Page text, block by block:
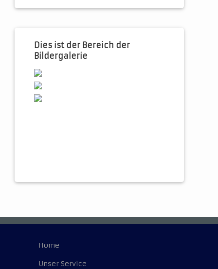
Dies ist der Bereich der
Bildergalerie
Home
Unser Service